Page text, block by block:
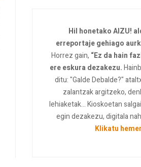
Hil honetako AIZU!
erreportaje gehiago
Horrez gain, “Ez da hain
ere eskura dezakezu.
ditu: "Galde Debalde?"
zalantzak argitzeko,
lehiaketak... Kioskoetan
egin dezakezu, digitala
Klikatu